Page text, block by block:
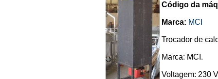
Código da
Marca: MCI
Trocador de
Marca: MCI.
Voltagem: 230